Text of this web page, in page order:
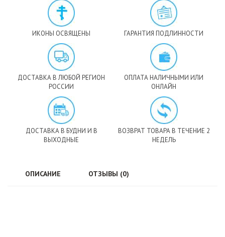
ИКОНЫ ОСВЯЩЕНЫ ГАРАНТИЯ ПОДЛИННОСТИ
ДОСТАВКА В ЛЮБОЙ РЕГИОН
РОССИИ
ОПЛАТА НАЛИЧНЫМИ ИЛИ
ОНЛАЙН
ДОСТАВКА В БУДНИ И В
ВЫХОДНЫЕ
ВОЗВРАТ ТОВАРА В ТЕЧЕНИЕ 2
НЕДЕЛЬ
ОПИСАНИЕ ОТЗЫВЫ (0)